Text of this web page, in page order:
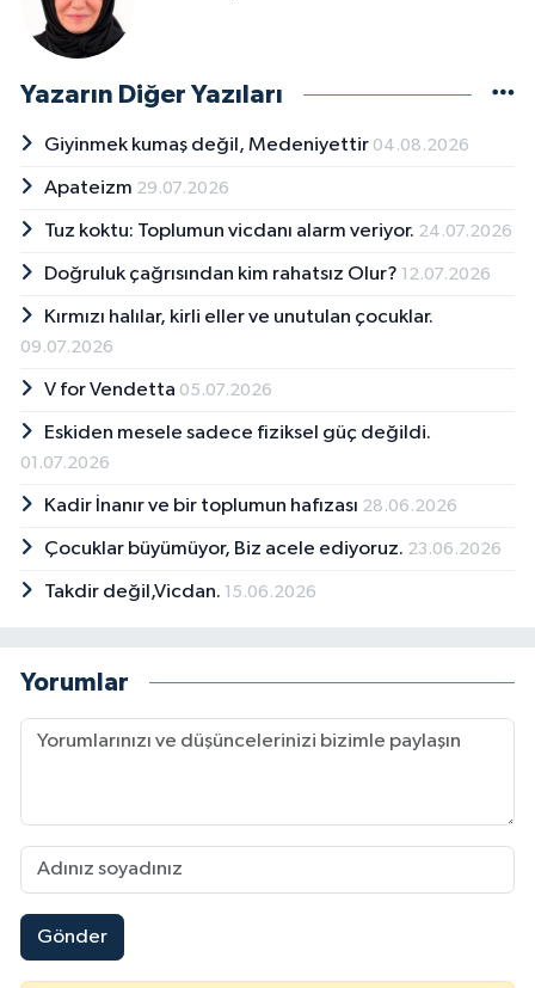
Yazarın Diğer Yazıları
Giyinmek kumaş değil, Medeniyettir 04.08.2026
Apateizm 29.07.2026
Tuz koktu: Toplumun vicdanı alarm veriyor. 24.07.2026
Doğruluk çağrısından kim rahatsız Olur? 12.07.2026
Kırmızı halılar, kirli eller ve unutulan çocuklar.
09.07.2026
V for Vendetta 05.07.2026
Eskiden mesele sadece fiziksel güç değildi.
01.07.2026
Kadir İnanır ve bir toplumun hafızası 28.06.2026
Çocuklar büyümüyor, Biz acele ediyoruz. 23.06.2026
Takdir değil,Vicdan. 15.06.2026
Yorumlar
Gönder